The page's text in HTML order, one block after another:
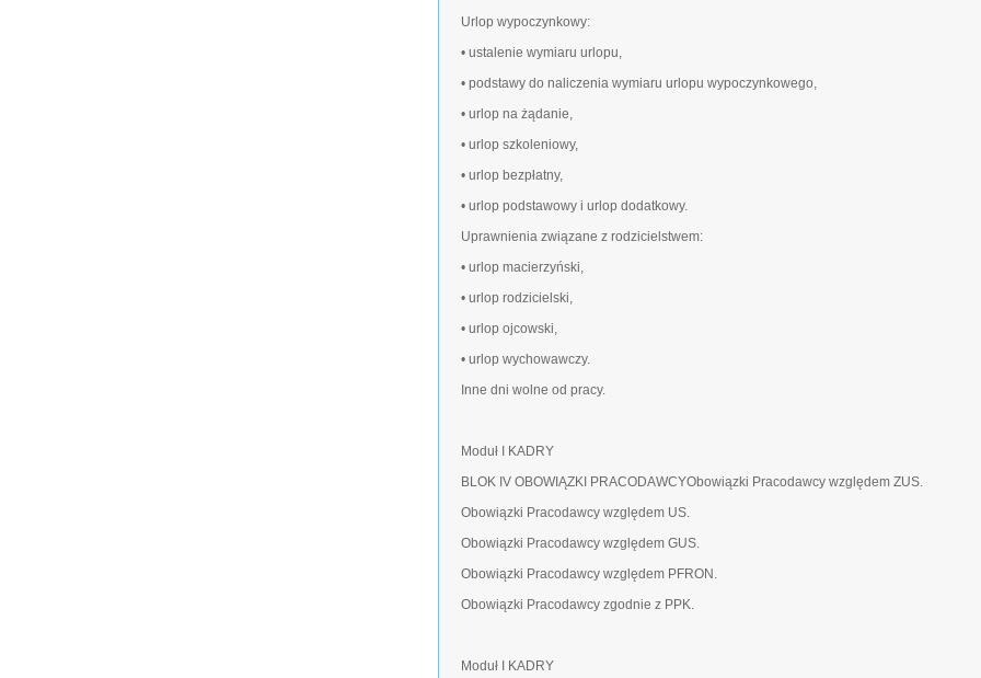
Urlop wypoczynkowy:
• ustalenie wymiaru urlopu,
• podstawy do naliczenia wymiaru urlopu wypoczynkowego,
• urlop na żądanie,
• urlop szkoleniowy,
• urlop bezpłatny,
• urlop podstawowy i urlop dodatkowy.
Uprawnienia związane z rodzicielstwem:
• urlop macierzyński,
• urlop rodzicielski,
• urlop ojcowski,
• urlop wychowawczy.
Inne dni wolne od pracy.
Moduł I KADRY
BLOK IV OBOWIĄZKI PRACODAWCYObowiązki Pracodawcy względem ZUS.
Obowiązki Pracodawcy względem US.
Obowiązki Pracodawcy względem GUS.
Obowiązki Pracodawcy względem PFRON.
Obowiązki Pracodawcy zgodnie z PPK.
Moduł I KADRY